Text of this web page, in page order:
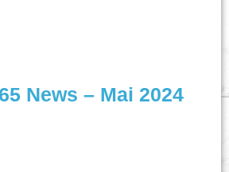
News – Mai 2024